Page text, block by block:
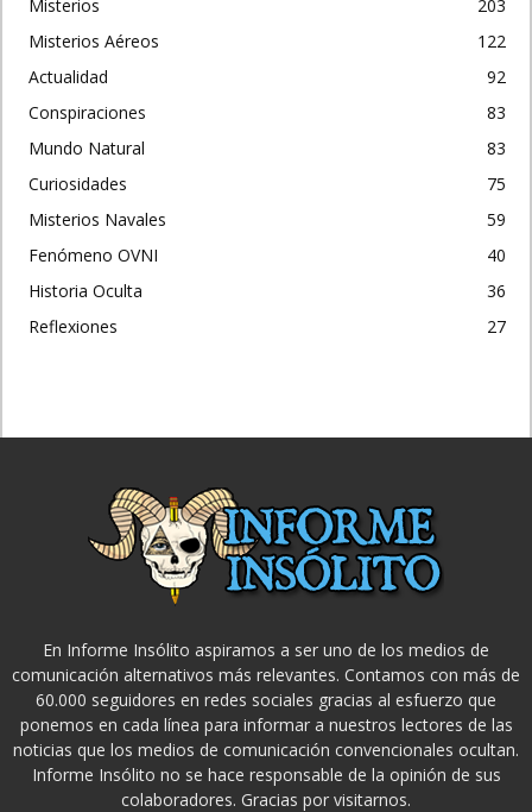
Misterios
203
Misterios Aéreos
122
Actualidad
92
Conspiraciones
83
Mundo Natural
83
Curiosidades
75
Misterios Navales
59
Fenómeno OVNI
40
Historia Oculta
36
Reflexiones
27
En Informe Insólito aspiramos a ser uno de los medios de
comunicación alternativos más relevantes. Contamos con más de
60.000 seguidores en redes sociales gracias al esfuerzo que
ponemos en cada línea para informar a nuestros lectores de las
noticias que los medios de comunicación convencionales ocultan.
Informe Insólito no se hace responsable de la opinión de sus
colaboradores. Gracias por visitarnos.